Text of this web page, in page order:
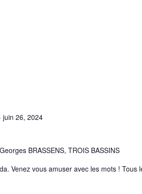
juin 26, 2024
BRASSENS, TROIS BASSINS
Venez vous amuser avec les mots ! Tous